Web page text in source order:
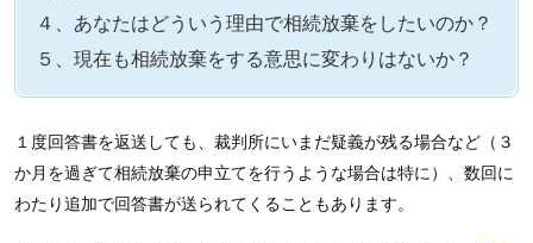
４、あなたはどういう理由で相続放棄をしたいのか？
５、現在も相続放棄をする意思に変わりはないか？
１度回答書を返送しても、裁判所にいまだ疑義が残る場合など（３
か月を過ぎて相続放棄の申立てを行うような場合は特に）、数回に
わたり追加で回答書が送られてくることもあります。